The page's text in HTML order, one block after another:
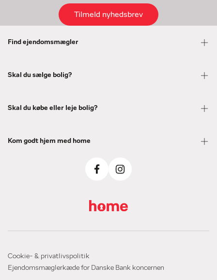
Tilmeld nyhedsbrev
Find ejendomsmægler
Skal du sælge bolig?
Skal du købe eller leje bolig?
Kom godt hjem med home
Cookie- & privatlivspolitik
Ejendomsmæglerkæde for Danske Bank koncernen